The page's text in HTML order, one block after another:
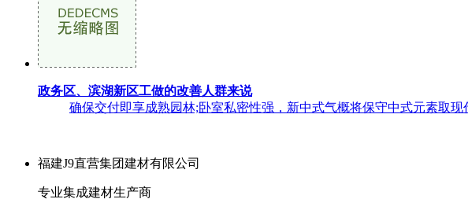
政务区、滨湖新区工做的改善人群来说
确保交付即享成熟园林;卧室私密性强，新中式气概将保守中式元素取
福建J9直营集团建材有限公司
专业集成建材生产商